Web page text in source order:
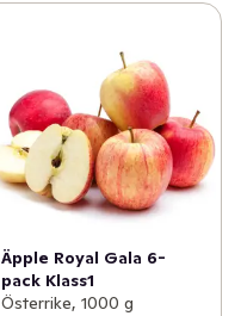
Äpple Royal Gala 6-
pack Klass1
Österrike, 1000 g